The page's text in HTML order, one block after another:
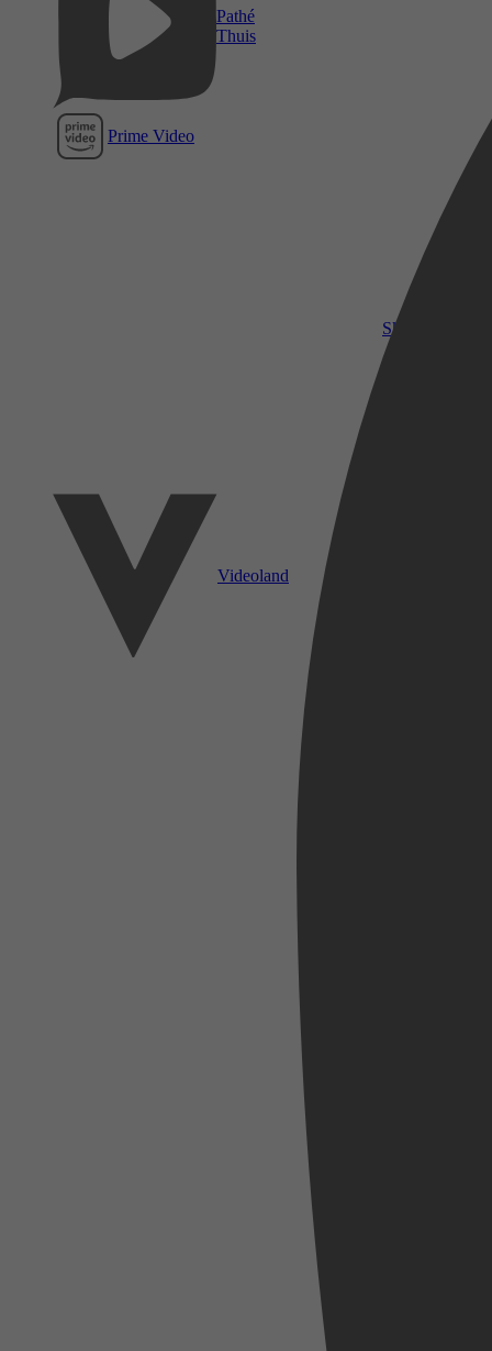
Pathé
Thuis
Prime Video
SkyShowtime
Videoland